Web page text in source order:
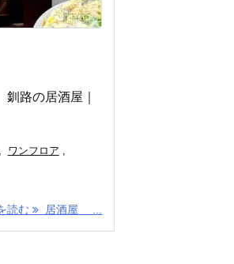
路の居酒屋｜
ワンフロア
読む 居酒屋 ...